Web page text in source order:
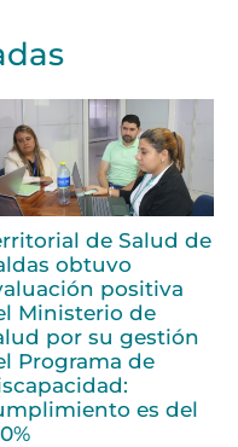
de Salud de
obtuvo
positiva
Ministerio de
por su gestión
Programa de
es del